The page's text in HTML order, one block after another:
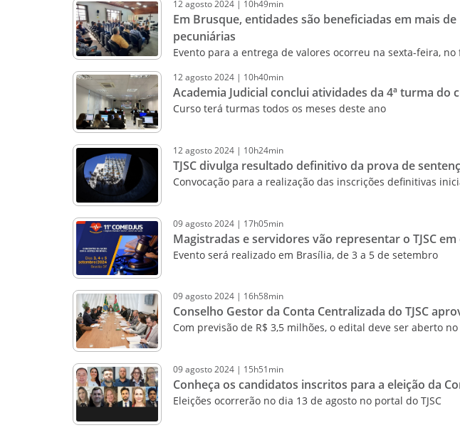
12agosto2024 | 10h49min
Em Brusque, entidades são beneficiadas em mais
pecuniárias
Evento para a entrega de valores ocorreu na sexta-feira,
12agosto2024 | 10h40min
Academia Judicial conclui atividades da 4ª turma do
Curso terá turmas todos os meses deste ano
12agosto2024 | 10h24min
TJSC divulga resultado definitivo da prova de
Convocação para a realização das inscrições definitivas
09agosto2024 | 17h05min
Magistradas e servidores vão representar o TJSC
Evento será realizado em Brasília, de 3 a 5 de setembro
09agosto2024 | 16h58min
Conselho Gestor da Conta Centralizada do TJSC
Com previsão de R$ 3,5 milhões, o edital deve ser aberto
09agosto2024 | 15h51min
Conheça os candidatos inscritos para a eleição da
Eleições ocorrerão no dia 13 de agosto no portal do TJSC